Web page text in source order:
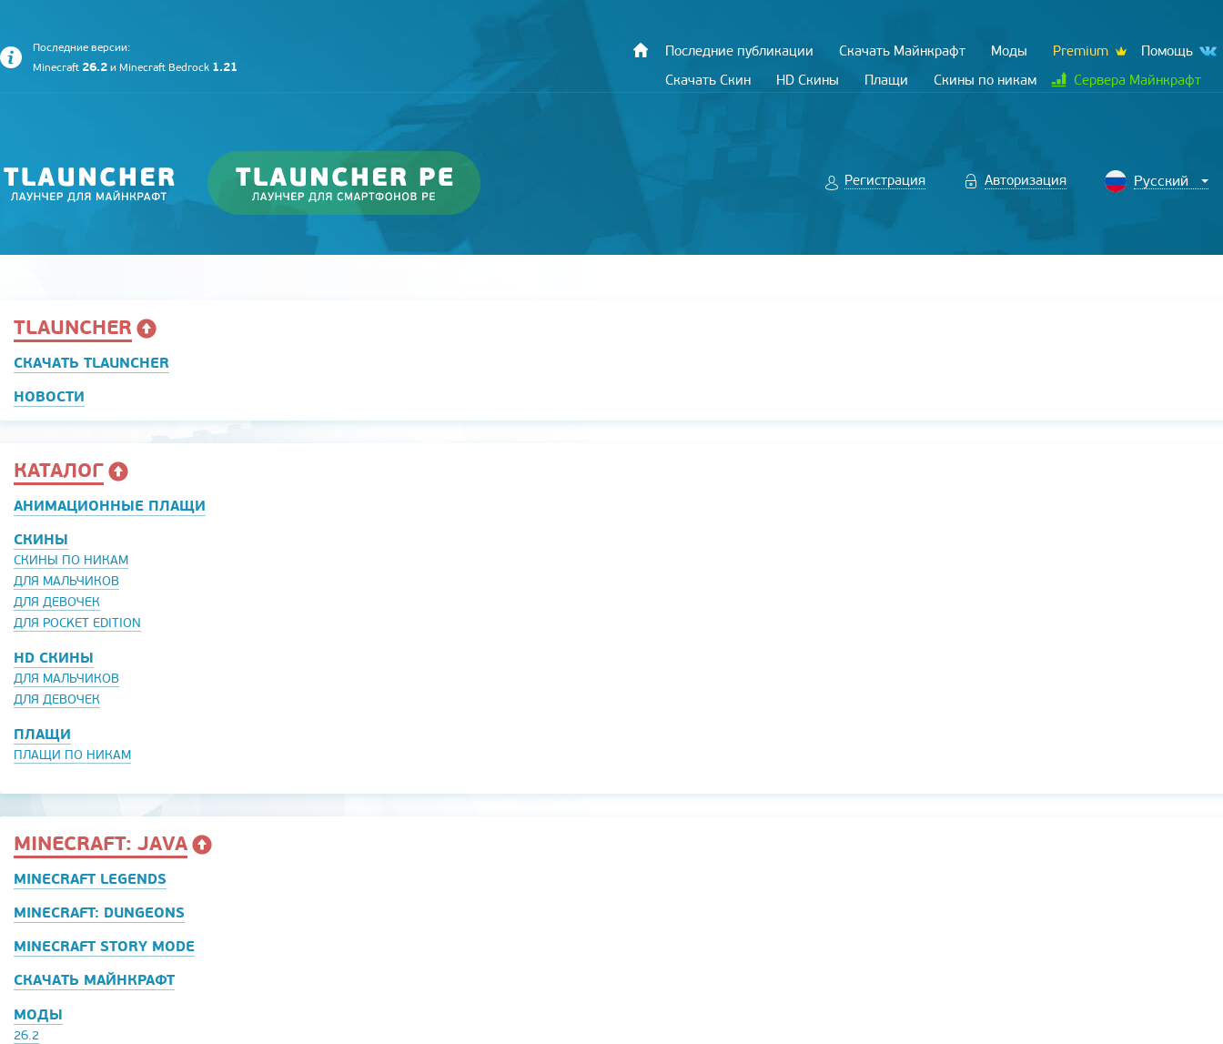
Последние версии:
Minecraft 26.2 и Minecraft Bedrock 1.21
Последние публикации Скачать Майнкрафт Моды Premium
Помощь
Скачать Скин
HD Скины Плащи Скины по никам Сервера Майнкрафт
Регистрация Авторизация
TLAUNCHER
СКАЧАТЬ TLAUNCHER
НОВОСТИ
КАТАЛОГ
АНИМАЦИОННЫЕ ПЛАЩИ
СКИНЫ
СКИНЫ ПО НИКАМ
ДЛЯ МАЛЬЧИКОВ
ДЛЯ ДЕВОЧЕК
ДЛЯ POCKET EDITION
HD СКИНЫ
ДЛЯ МАЛЬЧИКОВ
ДЛЯ ДЕВОЧЕК
ПЛАЩИ
ПЛАЩИ ПО НИКАМ
MINECRAFT: JAVA
MINECRAFT LEGENDS
MINECRAFT: DUNGEONS
MINECRAFT STORY MODE
СКАЧАТЬ МАЙНКРАФТ
МОДЫ
26.2